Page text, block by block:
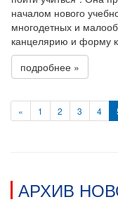
началом нового
многодетных и
канцелярию и форму
подробнее »
« 1 2 3 4
АРХИВ